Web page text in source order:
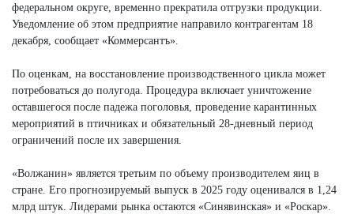
федеральном округе, временно прекратила отгрузки продукции.
Уведомление об этом предприятие направило контрагентам 18
декабря, сообщает «Коммерсантъ».
По оценкам, на восстановление производственного цикла может
потребоваться до полугода. Процедура включает уничтожение
оставшегося после падежа поголовья, проведение карантинных
мероприятий в птичниках и обязательный 28-дневный период
ограничений после их завершения.
«Волжанин» является третьим по объему производителем яиц в
стране. Его прогнозируемый выпуск в 2025 году оценивался в 1,24
млрд штук. Лидерами рынка остаются «Синявинская» и «Роскар».